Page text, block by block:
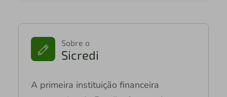
Sobre o
Sicredi
A primeira instituição financeira